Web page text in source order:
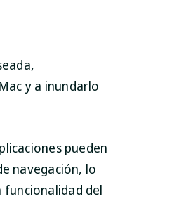
y a inundarlo
pueden
navegación, lo
funcionalidad del